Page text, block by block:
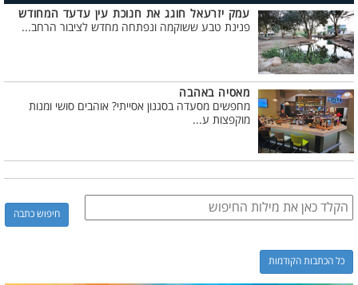
עמק יזרעאל חוגג את חנוכת עין עדעד המחודש
פנינת טבע ששוקמה ונפתחה מחדש לציבור הרחב...
מאסיה באהבה
מחפשים מסעדה בסגנון אסייתי? אוהבים סושי ומנות
מוקפצות ע...
כל הכתבות הקודמות